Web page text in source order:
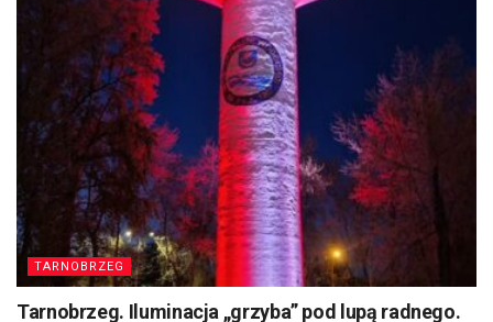
TARNOBRZEG
Tarnobrzeg. Iluminacja „grzyba” pod lupą radnego.